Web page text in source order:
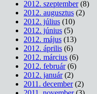
2012. szeptember(8)
2012. augusztus (2)
2012. július (10)
2012. június (5)
2012. május (13)
2012. április (6)
2012. március (6)
2012. február(6)
2012. január(2)
2011. december(2)